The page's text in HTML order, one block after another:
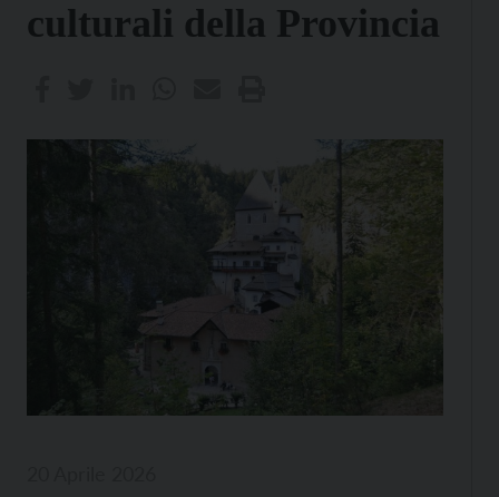
culturali della Provincia